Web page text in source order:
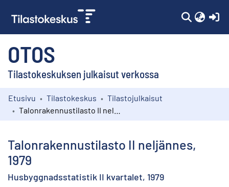
OTOS
Tilastokeskuksen julkaisut verkossa
Kokoelmat
Etusivu Tilastokeskus
Tilastojulkaisut
Talonrakennustilasto II neljännes,
1979
Husbyggnadsstatistik II kvartalet, 1979